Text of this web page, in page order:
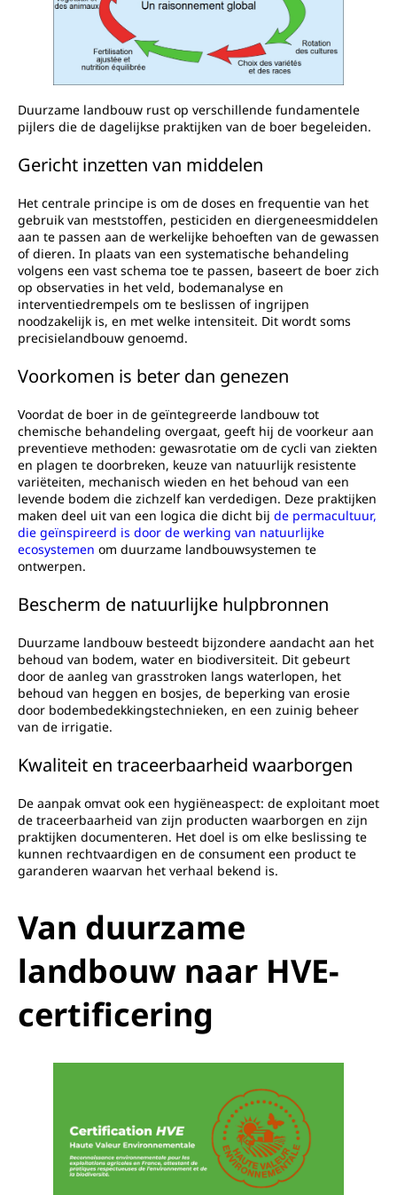
Duurzame landbouw rust op verschillende fundamentele
pijlers die de dagelijkse praktijken van de boer begeleiden.
Gericht inzetten van middelen
Het centrale principe is om de doses en frequentie van het
gebruik van meststoffen, pesticiden en diergeneesmiddelen
aan te passen aan de werkelijke behoeften van de gewassen
of dieren. In plaats van een systematische behandeling
volgens een vast schema toe te passen, baseert de boer zich
op observaties in het veld, bodemanalyse en
interventiedrempels om te beslissen of ingrijpen
noodzakelijk is, en met welke intensiteit. Dit wordt soms
precisielandbouw genoemd.
Voorkomen is beter dan genezen
Voordat de boer in de geïntegreerde landbouw tot
chemische behandeling overgaat, geeft hij de voorkeur aan
preventieve methoden: gewasrotatie om de cycli van ziekten
en plagen te doorbreken, keuze van natuurlijk resistente
variëteiten, mechanisch wieden en het behoud van een
levende bodem die zichzelf kan verdedigen. Deze praktijken
maken deel uit van een logica die dicht bij de permacultuur,
die geïnspireerd is door de werking van natuurlijke
ecosystemen om duurzame landbouwsystemen te
ontwerpen.
Bescherm de natuurlijke hulpbronnen
Duurzame landbouw besteedt bijzondere aandacht aan het
behoud van bodem, water en biodiversiteit. Dit gebeurt
door de aanleg van grasstroken langs waterlopen, het
behoud van heggen en bosjes, de beperking van erosie
door bodembedekkingstechnieken, en een zuinig beheer
van de irrigatie.
Kwaliteit en traceerbaarheid waarborgen
De aanpak omvat ook een hygiëneaspect: de exploitant moet
de traceerbaarheid van zijn producten waarborgen en zijn
praktijken documenteren. Het doel is om elke beslissing te
kunnen rechtvaardigen en de consument een product te
garanderen waarvan het verhaal bekend is.
Van duurzame
landbouw naar HVE-
certificering